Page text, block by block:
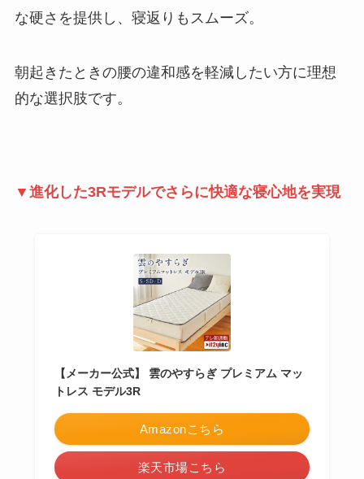
な硬さを提供し、寝返りもスムーズ。
朝起きたときの腰の違和感を軽減したい方に理想
的な選択肢です。
▼進化した3Rモデルでさらに快適な寝心地を実現
【メーカー公式】 雲のやすらぎ プレミアム マッ
トレス モデル3R
Amazonこちら
楽天市場こちら